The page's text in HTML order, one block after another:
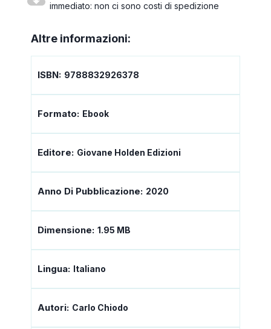
immediato: non ci sono costi di spedizione
Altre informazioni:
ISBN: 9788832926378
Formato: Ebook
Editore: Giovane Holden Edizioni
Anno Di Pubblicazione: 2020
Dimensione: 1.95 MB
Lingua: Italiano
Autori: Carlo Chiodo